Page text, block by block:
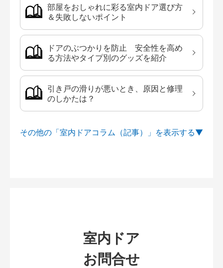
部屋をおしゃれに彩る室内ドア選び方
＆失敗しないポイント
ドアのぶつかりを防止 安全性を高め
る方法やタイプ別のグッズを紹介
引き戸の滑りが悪いとき、原因と修理
のしかたは？
その他の「室内ドアコラム（記事）」を
室内ドア
お問合せ